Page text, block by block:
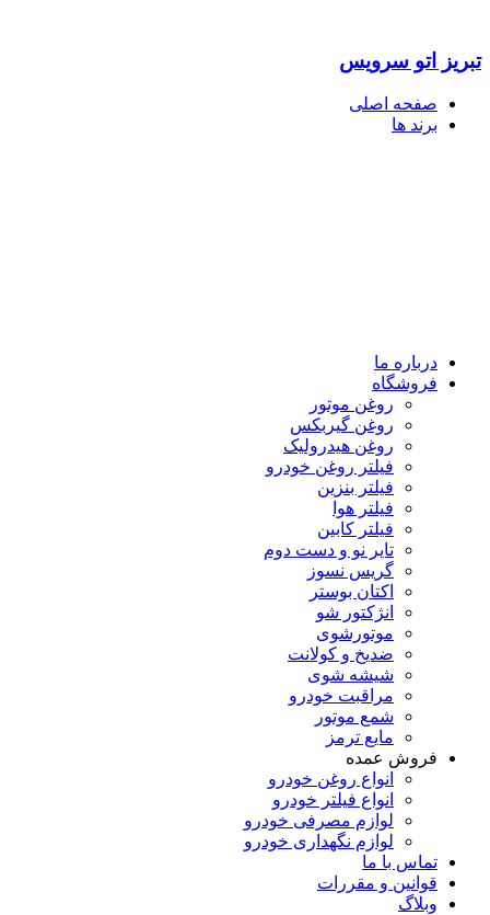
تبریز اتو سرویس
صفحه اصلی
برند ها
درباره ما
فروشگاه
روغن موتور
روغن گیربکس
روغن هیدرولیک
فیلتر روغن خودرو
فیلتر بنزین
فیلتر هوا
فیلتر کابین
تایر نو و دست دوم
گریس نسوز
اکتان بوستر
انژکتور شو
موتورشوی
ضدیخ و کولانت
شیشه شوی
مراقبت خودرو
شمع موتور
مایع ترمز
فروش عمده
انواع روغن خودرو
انواع فیلتر خودرو
لوازم مصرفی خودرو
لوازم نگهداری خودرو
تماس با ما
قوانین و مقررات
وبلاگ